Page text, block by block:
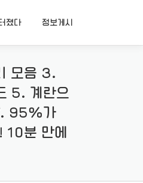
졌다 정보게시
모음 3.
5. 계란으
95%가
분 만에